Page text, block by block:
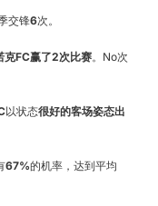
交锋6次。
克FC赢了2次比赛。No次
以状态很好的客场姿态出
67%的机率，达到平均